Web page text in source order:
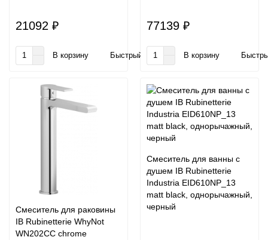
21092 ₽
В корзину Быстрый заказ
77139 ₽
В корзину
Смеситель для раковины
IB Rubinetterie WhyNot
WN202CC chrome
Смеситель для ванны с
душем IB Rubinetterie
Industria EID610NP_13
matt black, однорычажный,
черный